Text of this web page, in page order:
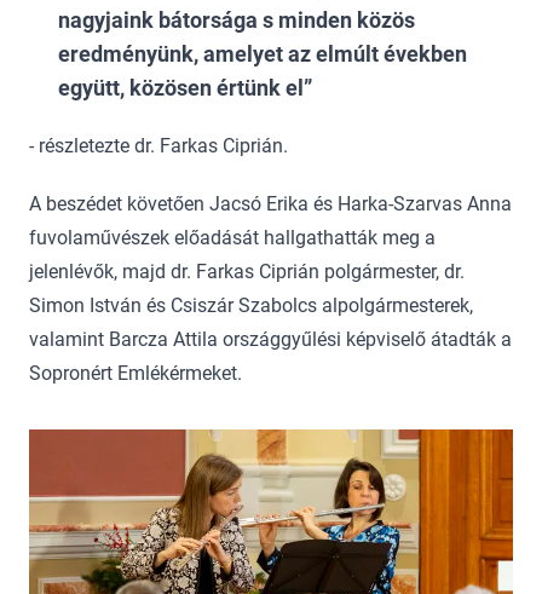
nagyjaink bátorsága s minden közös
eredményünk, amelyet az elmúlt években
együtt, közösen értünk el
- részletezte dr. Farkas Ciprián.
A beszédet követően Jacsó Erika és Harka-Szarvas Anna
fuvolaművészek előadását hallgathatták meg a
jelenlévők, majd dr. Farkas Ciprián polgármester, dr.
Simon István és Csiszár Szabolcs alpolgármesterek,
valamint Barcza Attila országgyűlési képviselő átadták a
Sopronért Emlékérmeket.